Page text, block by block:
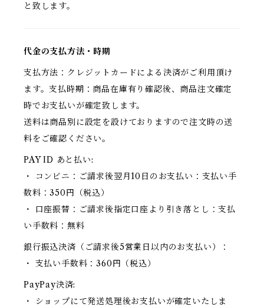
と致します。
代金の支払方法・時期
支払方法：クレジットカードによる決済がご利用頂け
ます。支払時期：商品在庫有り確認後、商品注文確定
時でお支払いが確定致します。
送料は商品別に設定を設けておりますので注文時の送
料をご確認ください。
PAY ID あと払い:
・ コンビニ：ご請求後翌月10日のお支払い：支払い手
数料：350円（税込）
・ 口座振替：ご請求後指定口座より引き落とし：支払
い手数料：無料
銀行振込決済（ご請求後5営業日以内のお支払い）：
・ 支払い手数料：360円（税込）
PayPay決済:
・ ショップにて発送処理後お支払いが確定いたしま